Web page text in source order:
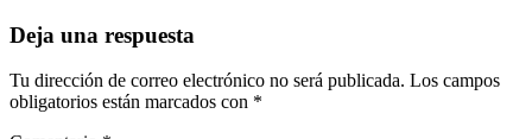
Deja una respuesta
Tu dirección de correo electrónico no será publicada. Los campos
obligatorios están marcados con *